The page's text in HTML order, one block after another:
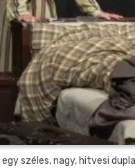
egy széles, nagy, hitvesi